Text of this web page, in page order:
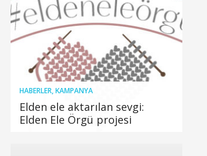
HABERLER,KAMPANYA
Elden ele aktarılan sevgi:
Elden Ele Örgü projesi